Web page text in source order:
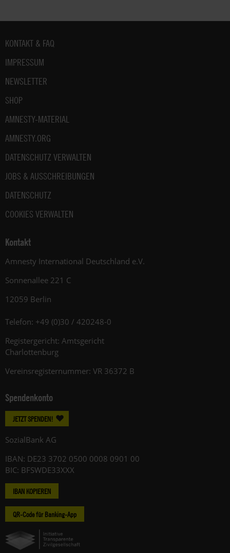
Fußbereich
KONTAKT & FAQ
IMPRESSUM
NEWSLETTER
SHOP
AMNESTY-MATERIAL
AMNESTY.ORG
DATENSCHUTZ VERWALTEN
JOBS & AUSSCHREIBUNGEN
DATENSCHUTZ
COOKIES VERWALTEN
Kontakt
Amnesty International Deutschland e.V.
Sonnenallee 221 C
12059 Berlin
Telefon: +49 (0)30 / 420248-0
Registergericht: Amtsgericht
Charlottenburg
Vereinsregisternummer: VR 36372 B
Spendenkonto
JETZT SPENDEN!
SozialBank AG
IBAN: DE23 3702 0500 0008 0901 00
BIC: BFSWDE33XXX
IBAN KOPIEREN
QR-Code für Banking-App